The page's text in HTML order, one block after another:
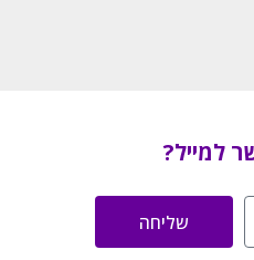
למייל?
שליחה